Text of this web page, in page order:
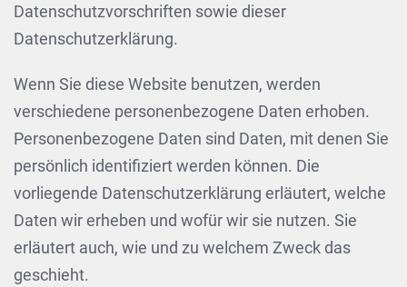
Datenschutzvorschriften sowie dieser
Datenschutzerklärung.
Wenn Sie diese Website benutzen, werden
verschiedene personenbezogene Daten erhoben.
Personenbezogene Daten sind Daten, mit denen Sie
persönlich identifiziert werden können. Die
vorliegende Datenschutzerklärung erläutert, welche
Daten wir erheben und wofür wir sie nutzen. Sie
erläutert auch, wie und zu welchem Zweck das
geschieht.